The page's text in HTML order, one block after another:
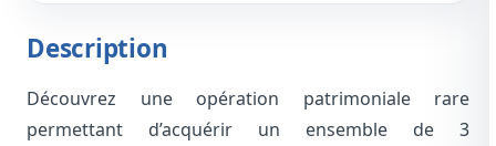
Description
Découvrez une opération patrimoniale rare
permettant d’acquérir un ensemble de 3